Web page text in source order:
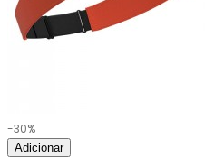
-30%
Adicionar